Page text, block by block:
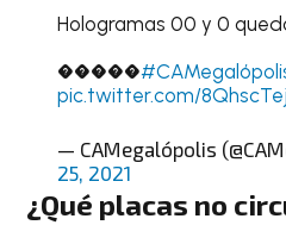
Hologramas 00 y 0
�����
pic.twitter.com/
— CAMegalópolis
25, 2021
¿Qué placas no